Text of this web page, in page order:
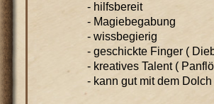
- hilfsbereit
- Magiebegabung
- wissbegierig
- geschickte Finger (
- kreatives Talent (
- kann gut mit dem